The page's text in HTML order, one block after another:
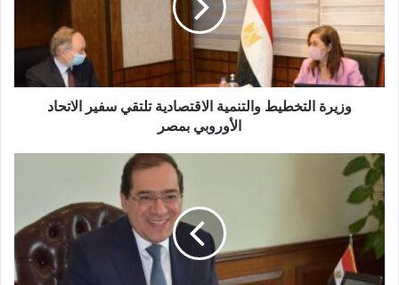
تلتقي
سفير
الاتحاد
الأوروبي
بمصر
وزيرة التخطيط والتنمية الاقتصادية تلتقي سفير الاتحاد
الأوروبي بمصر
الملا
أمام
الجمعية
المصرية
البريطانية
للأعمال:
مصر